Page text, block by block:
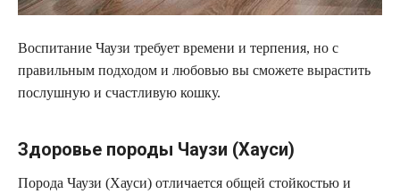
Воспитание Чаузи требует времени и терпения, но с
правильным подходом и любовью вы сможете вырастить
послушную и счастливую кошку.
Здоровье породы Чаузи (Хауси)
Порода Чаузи (Хауси) отличается общей стойкостью и